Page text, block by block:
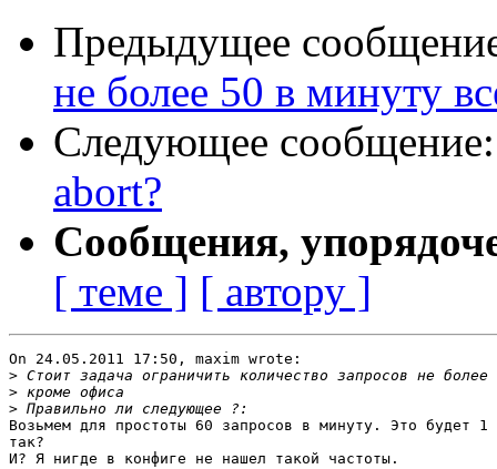
Предыдущее
не более 50 в минуту
Следующее
abort?
Сообщения,
[ теме ] [ автору ]
On 24.05.2011 17:50, maxim wrote:
>
>
>
Возьмем для простоты 60 запросов в минуту. Это будет
так?
И? Я нигде в конфиге не нашел такой частоты.